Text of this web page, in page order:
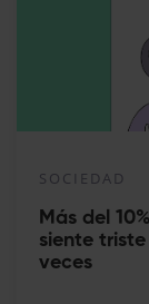
SOCIEDAD
Más del
siente
veces